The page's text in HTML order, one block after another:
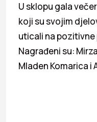
U sklopu gala
koji su svojim
uticali na
Nagrađeni su:
Mladen Komarica i